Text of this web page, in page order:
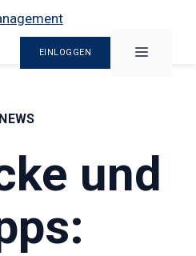
EINLOGGEN MENÜ
NEWS
und